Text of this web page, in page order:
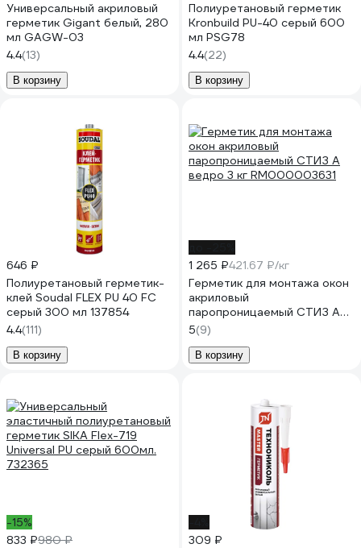
Универсальный акриловый
герметик Gigant белый, 280
мл GAGW-03
4.4(13)
В корзину
Полиуретановый герметик
Kronbuild PU-40 серый 600
мл PSG78
4.4(22)
В корзину
646 ₽
Полиуретановый герметик-
клей Soudal FLEX PU 40 FC
серый 300 мл 137854
4.4(111)
В корзину
1 265 ₽421.67 ₽/кг
Герметик для монтажа окон
акриловый
паропроницаемый СТИЗ А
ведро 3 кг RM000003631
5(9)
В корзину
-15%
833 ₽980 ₽
309 ₽